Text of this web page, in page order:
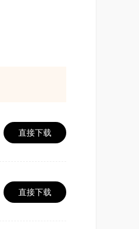
直接下载
直接下载